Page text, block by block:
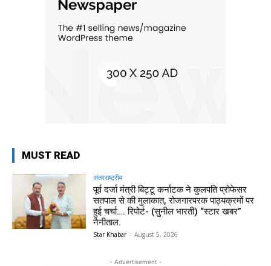
MUST READ
अंतरराष्ट्रीय
पूर्व दर्जा मंत्री बिट्टू कर्नाटक ने कुलपति प्रोफेसर
सतपाल से की मुलाकात, रोजगारपरक पाठ्यक्रमों पर
हुई चर्चा…. रिपोर्ट- (सुनील भारती) “स्टार खबर”
नैनीताल.
Star Khabar - August 5, 2026
- Advertisement -